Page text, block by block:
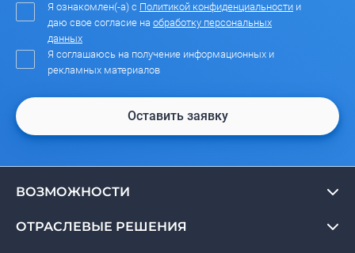
Я ознакомлен(-а) с Политикой конфиденциальности и
даю свое согласие на обработку персональных
данных
Я соглашаюсь на получение информационных и
рекламных материалов
Оставить заявку
ВОЗМОЖНОСТИ
ОТРАСЛЕВЫЕ РЕШЕНИЯ